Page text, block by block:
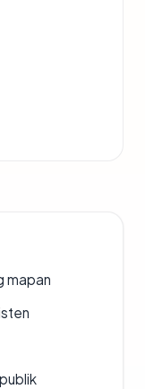
mapan